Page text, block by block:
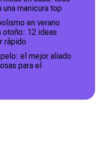
una manicura top
en verano
otoño: 12 ideas
rápido
el mejor aliado
para el